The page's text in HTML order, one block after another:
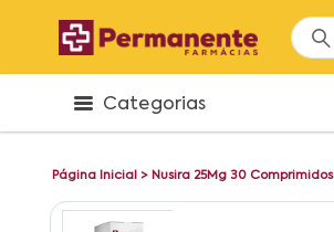
Categorias
Página Inicial > Nusira 25Mg 30 Comprimidos